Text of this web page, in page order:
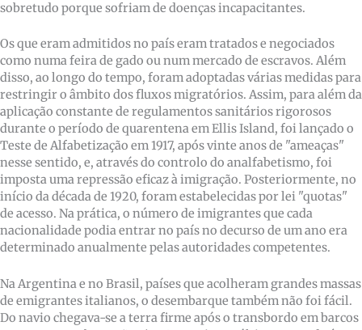
sobretudo porque sofriam de doenças incapacitantes.
Os que eram admitidos no país eram tratados e negociados
como numa feira de gado ou num mercado de escravos. Além
disso, ao longo do tempo, foram adoptadas várias medidas para
restringir o âmbito dos fluxos migratórios. Assim, para além da
aplicação constante de regulamentos sanitários rigorosos
durante o período de quarentena em Ellis Island, foi lançado o
Teste de Alfabetização em 1917, após vinte anos de "ameaças"
nesse sentido, e, através do controlo do analfabetismo, foi
imposta uma repressão eficaz à imigração. Posteriormente, no
início da década de 1920, foram estabelecidas por lei "quotas"
de acesso. Na prática, o número de imigrantes que cada
nacionalidade podia entrar no país no decurso de um ano era
determinado anualmente pelas autoridades competentes.
Na Argentina e no Brasil, países que acolheram grandes massas
de emigrantes italianos, o desembarque também não foi fácil.
Do navio chegava-se a terra firme após o transbordo em barcos